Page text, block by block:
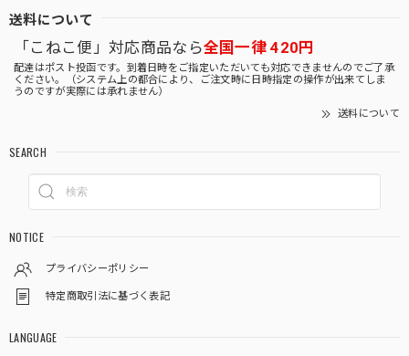
送料について
「こねこ便」対応商品なら全国一律 420円
配達はポスト投函です。到着日時をご指定いただいても対応できませんのでご了承
ください。（システム上の都合により、ご注文時に日時指定の操作が出来てしま
うのですが実際には承れません）
送料について
SEARCH
NOTICE
プライバシーポリシー
特定商取引法に基づく表記
LANGUAGE